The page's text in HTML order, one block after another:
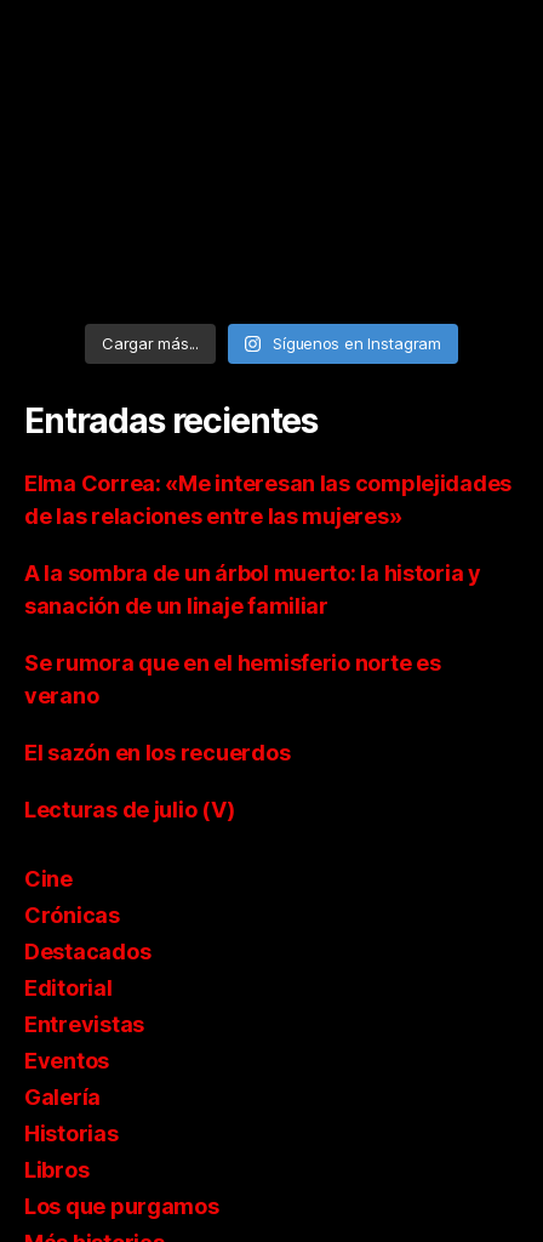
Cargar más... Síguenos en Instagram
Entradas recientes
Elma Correa: «Me interesan las complejidades
de las relaciones entre las mujeres»
A la sombra de un árbol muerto: la historia y
sanación de un linaje familiar
Se rumora que en el hemisferio norte es
verano
El sazón en los recuerdos
Lecturas de julio (V)
Cine
Crónicas
Destacados
Editorial
Entrevistas
Eventos
Galería
Historias
Libros
Los que purgamos